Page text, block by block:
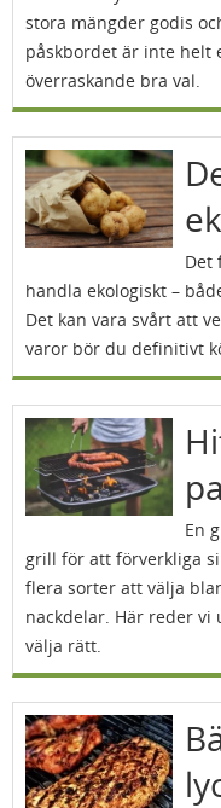
stora mängder godis
påskbordet är inte helt
överraskande bra val.
Det
handla ekologiskt –
Det kan vara svårt att
varor bör du definitivt
En
grill för att förverkliga
flera sorter att välja
nackdelar. Här reder
välja rätt.